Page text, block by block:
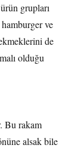
grupları
hamburger ve
de
olduğu
Bu rakam
alsak bile